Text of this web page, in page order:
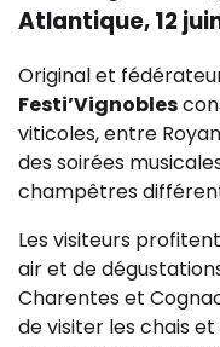
Atlantique, 12
Original et
Festi’Vignobles
viticoles, entre
des soirées
champêtres
Les visiteurs
air et de
Charentes et
de visiter les chais